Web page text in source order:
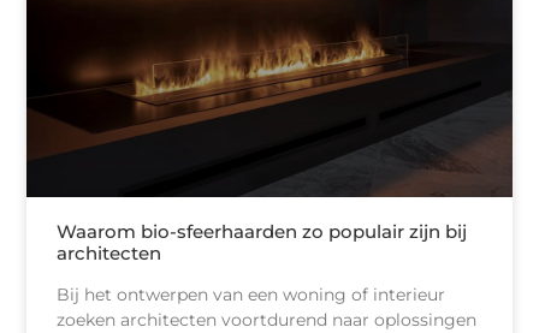
Waarom bio-sfeerhaarden zo populair zijn bij
architecten
Bij het ontwerpen van een woning of interieur
zoeken architecten voortdurend naar oplossingen